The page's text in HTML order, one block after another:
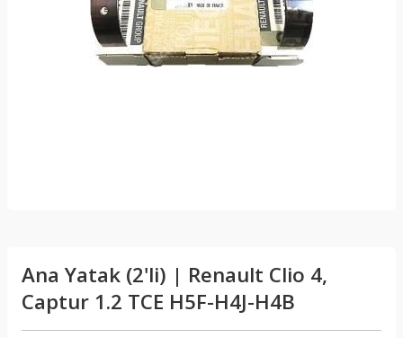
Ana Yatak (2'li) | Renault Clio 4,
Captur 1.2 TCE H5F-H4J-H4B